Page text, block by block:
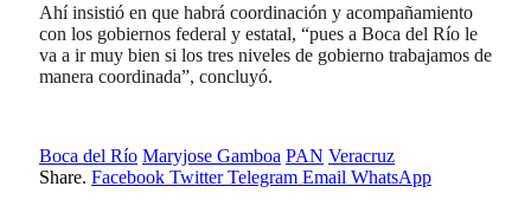
Ahí insistió en que habrá coordinación y acompañamiento
con los gobiernos federal y estatal, “pues a Boca del Río le
va a ir muy bien si los tres niveles de gobierno trabajamos de
manera coordinada”, concluyó.
Boca del Río Maryjose Gamboa PAN Veracruz
Share. Facebook Twitter Telegram Email WhatsApp